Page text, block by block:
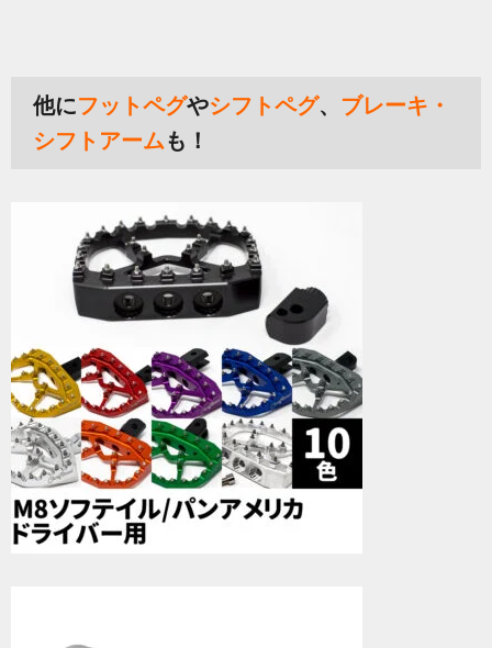
他にフットペグやシフトペグ、 ブレーキ・
シフトアームも！